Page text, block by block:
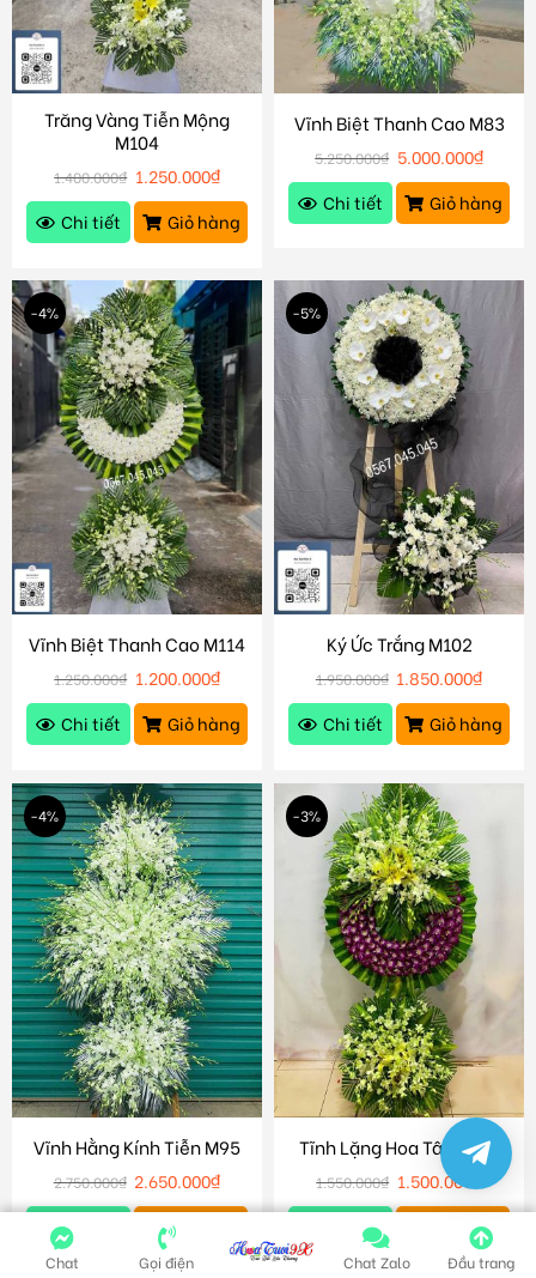
Trăng Vàng Tiễn Mộng
M104
1.400.000₫ 1.250.000₫
Chi tiết
Giỏ hàng
Vĩnh Biệt Thanh Cao M83
5.250.000₫ 5.000.000₫
Chi tiết
Giỏ hàng
-4%
Vĩnh Biệt Thanh Cao M114
1.250.000₫ 1.200.000₫
Chi tiết
Giỏ hàng
-5%
Ký Ức Trắng M102
1.950.000₫ 1.850.000₫
Chi tiết
Giỏ hàng
-4%
Vĩnh Hằng Kính Tiễn M95
2.750.000₫ 2.650.000₫
Chi tiết
Giỏ hàng
-3%
Tĩnh Lặng Hoa Tâm M89
1.550.000₫ 1.500.000
Chi tiết
Giỏ hàng
Chat Gọi điện Chat Zalo Đầu trang